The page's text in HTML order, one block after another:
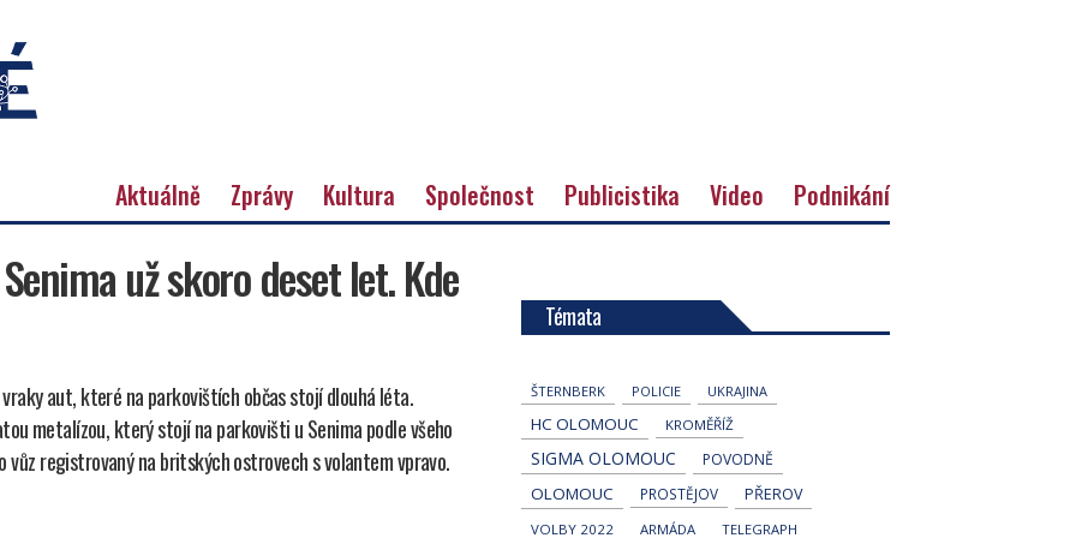
Aktuálně Zprávy Kultura Společnost Publicistika Video Podnikání
už skoro deset let. Kde
aut, které na parkovištích občas stojí dlouhá léta.
metalízou, který stojí na parkovišti u Senima podle všeho
vůz registrovaný na britských ostrovech s volantem vpravo.
Témata
ŠTERNBERK POLICIE UKRAJINA
HC OLOMOUC KROMĚŘÍŽ
SIGMA OLOMOUC POVODNĚ
OLOMOUC PROSTĚJOV PŘEROV
VOLBY 2022 ARMÁDA TELEGRAPH